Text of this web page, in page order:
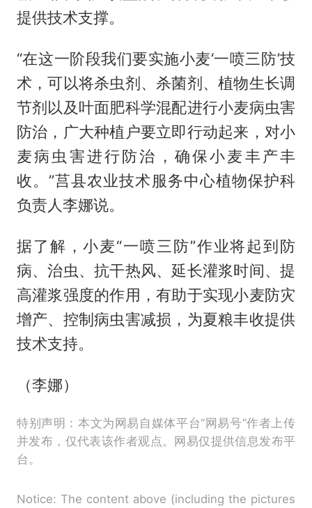
提供技术支撑。
“在这一阶段我们要实施小麦‘一喷三防’技
术，可以将杀虫剂、杀菌剂、植物生长调
节剂以及叶面肥科学混配进行小麦病虫害
防治，广大种植户要立即行动起来，对小
麦病虫害进行防治，确保小麦丰产丰
收。”莒县农业技术服务中心植物保护科
负责人李娜说。
据了解，小麦“一喷三防”作业将起到防
病、治虫、抗干热风、延长灌浆时间、提
高灌浆强度的作用，有助于实现小麦防灾
增产、控制病虫害减损，为夏粮丰收提供
技术支持。
（李娜）
特别声明：本文为网易自媒体平台“网易号”作者上传
并发布，仅代表该作者观点。网易仅提供信息发布平
台。
Notice: The content above (including the pictures